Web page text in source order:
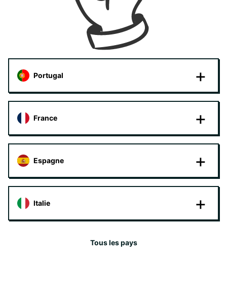
Portugal
France
Espagne
Italie
Tous les pays